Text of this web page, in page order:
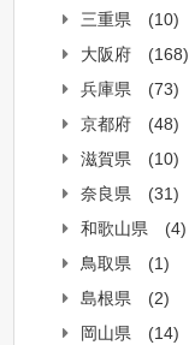
三重県
(10)
大阪府
(168)
兵庫県
(73)
京都府
(48)
滋賀県
(10)
奈良県
(31)
和歌山県
(4)
鳥取県
(1)
島根県
(2)
岡山県
(14)